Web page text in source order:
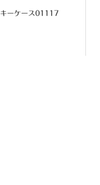
キーケース01117